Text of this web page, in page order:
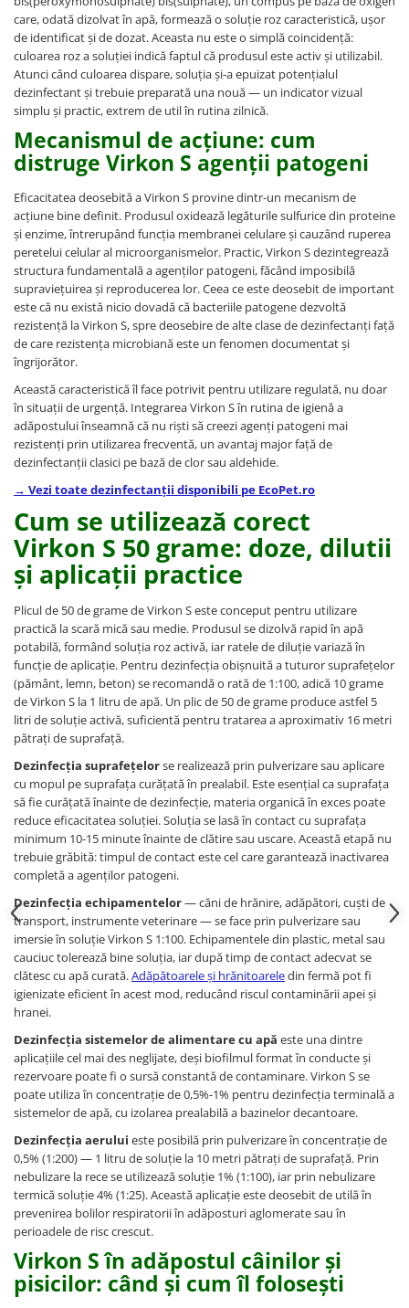
care, odată dizolvat în apă, formează o soluție roz caracteristică, ușor
de identificat și de dozat. Aceasta nu este o simplă coincidență:
culoarea roz a soluției indică faptul că produsul este activ și utilizabil.
Atunci când culoarea dispare, soluția și-a epuizat potențialul
dezinfectant și trebuie preparată una nouă — un indicator vizual
simplu și practic, extrem de util în rutina zilnică.
Mecanismul de acțiune: cum
distruge Virkon S agenții patogeni
Eficacitatea deosebită a Virkon S provine dintr-un mecanism de
acțiune bine definit. Produsul oxidează legăturile sulfurice din proteine
și enzime, întrerupând funcția membranei celulare și cauzând ruperea
peretelui celular al microorganismelor. Practic, Virkon S dezintegrează
structura fundamentală a agenților patogeni, făcând imposibilă
supraviețuirea și reproducerea lor. Ceea ce este deosebit de important
este că nu există nicio dovadă că bacteriile patogene dezvoltă
rezistență la Virkon S, spre deosebire de alte clase de dezinfectanți față
de care rezistența microbiană este un fenomen documentat și
îngrijorător.
Această caracteristică îl face potrivit pentru utilizare regulată, nu doar
în situații de urgență. Integrarea Virkon S în rutina de igienă a
adăpostului înseamnă că nu riști să creezi agenți patogeni mai
rezistenți prin utilizarea frecventă, un avantaj major față de
dezinfectanții clasici pe bază de clor sau aldehide.
→ Vezi toate dezinfectanții disponibili pe EcoPet.ro
Cum se utilizează corect
Virkon S 50 grame: doze, dilutii
și aplicații practice
Plicul de 50 de grame de Virkon S este conceput pentru utilizare
practică la scară mică sau medie. Produsul se dizolvă rapid în apă
potabilă, formând soluția roz activă, iar ratele de diluție variază în
funcție de aplicație. Pentru dezinfecția obișnuită a tuturor suprafețelor
(pământ, lemn, beton) se recomandă o rată de 1:100, adică 10 grame
de Virkon S la 1 litru de apă. Un plic de 50 de grame produce astfel 5
litri de soluție activă, suficientă pentru tratarea a aproximativ 16 metri
pătrați de suprafață.
Dezinfecția suprafețelorse realizează prin pulverizare sau aplicare
cu mopul pe suprafața curățată în prealabil. Este esențial ca suprafața
să fie curățată înainte de dezinfecție, materia organică în exces poate
reduce eficacitatea soluției. Soluția se lasă în contact cu suprafața
minimum 10-15 minute înainte de clătire sau uscare. Această etapă nu
trebuie grăbită: timpul de contact este cel care garantează inactivarea
completă a agenților patogeni.
Dezinfecția echipamentelor— căni de hrănire, adăpători, cuști de
transport, instrumente veterinare — se face prin pulverizare sau
imersie în soluție Virkon S 1:100. Echipamentele din plastic, metal sau
cauciuc tolerează bine soluția, iar după timp de contact adecvat se
clătesc cu apă curată.Adăpătoarele și hrănitoareledin fermă pot fi
igienizate eficient în acest mod, reducând riscul contaminării apei și
hranei.
Dezinfecția sistemelor de alimentare cu apă este una dintre
aplicațiile cel mai des neglijate, deși biofilmul format în conducte și
rezervoare poate fi o sursă constantă de contaminare. Virkon S se
poate utiliza în concentrație de 0,5%-1% pentru dezinfecția terminală a
sistemelor de apă, cu izolarea prealabilă a bazinelor decantoare.
Dezinfecția aerului este posibilă prin pulverizare în concentrație de
0,5% (1:200) — 1 litru de soluție la 10 metri pătrați de suprafață. Prin
nebulizare la rece se utilizează soluție 1% (1:100), iar prin nebulizare
termică soluție 4% (1:25). Această aplicație este deosebit de utilă în
prevenirea bolilor respiratorii în adăposturi aglomerate sau în
perioadele de risc crescut.
Virkon S în adăpostul câinilor și
pisicilor: când și cum îl folosești